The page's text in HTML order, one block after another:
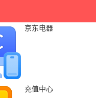
京东电器
充值中心